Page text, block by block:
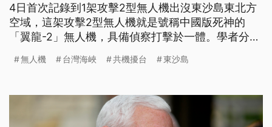
4日首次記錄到1架攻擊2型無人機出沒東沙島東北方
空域，這架攻擊2型無人機就是號稱中國版死神的
「翼龍-2」無人機，具備偵察打擊於一體。學者分
查。
無人機 台灣海峽 共機擾台 東沙島